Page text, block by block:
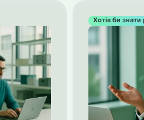
Хотів би знати